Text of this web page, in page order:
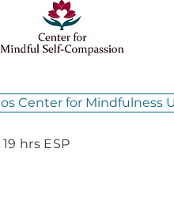
Center for Mindfulness
hrs ESP